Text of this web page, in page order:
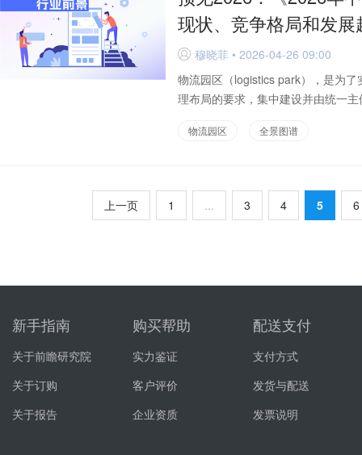
现状、竞争格局和发展
D 穆晓菲 • 2026-04-26 09:00
物流园区（logistics park），是为
理布局的要求，集中建设并由统一
物流园区 全景图谱
上一页 1 ... 3 4 5 6
新手指南
关于前瞻研究院
关于订购
关于报告
购买帮助
实力鉴证
客户评价
企业资质
配送支付
支付方式
发货与配送
发票说明